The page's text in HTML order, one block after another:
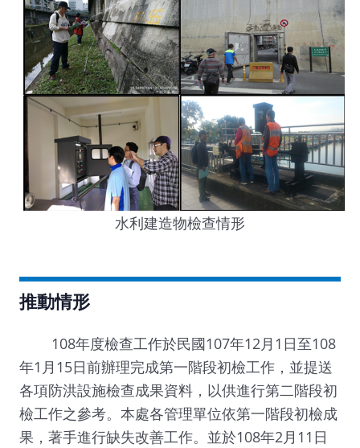
水利建造物檢查情形
推動情形
108年度檢查工作於民國107年12月1日至108
年1月15日前辦理完成第一階段初檢工作，並提送
各項防洪設施檢查成果資料，以供進行第二階段初
檢工作之參考。本處各管理單位依第一階段初檢成
果，著手進行缺失改善工作。並於108年2月11日